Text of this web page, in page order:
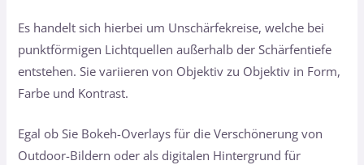
Es handelt sich hierbei um Unschärfekreise, welche bei
punktförmigen Lichtquellen außerhalb der Schärfentiefe
entstehen. Sie variieren von Objektiv zu Objektiv in Form,
Farbe und Kontrast.
Egal ob Sie Bokeh-Overlays für die Verschönerung von
Outdoor-Bildern oder als digitalen Hintergrund für